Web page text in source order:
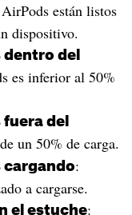
están listos
dispositivo.
dentro del
es inferior al 50%
del
un 50% de carga.
cargando:
a cargarse.
el estuche: